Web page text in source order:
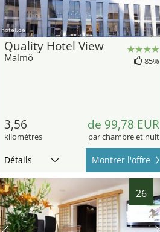
hotel.de
Quality Hotel View
Malmö 85%
3,56
kilomètres
de 99,78 EUR
par chambre et nuit
Détails Montrer l'offre
26